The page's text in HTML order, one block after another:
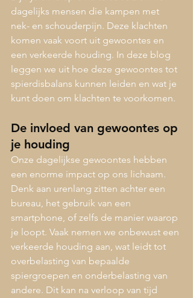
dagelijks mensen die kampen met
nek- en schouderpijn. Deze klachten
komen vaak voort uit gewoontes en
een verkeerde houding. In deze blog
leggen we uit hoe deze gewoontes tot
spierdisbalans kunnen leiden en wat je
kunt doen om klachten te voorkomen.
De invloed van gewoontes op
je houding
Onze dagelijkse gewoontes hebben
een enorme impact op ons lichaam.
Denk aan urenlang zitten achter een
bureau, het gebruik van een
smartphone, of zelfs de manier waarop
je loopt. Vaak nemen we onbewust een
verkeerde houding aan, wat leidt tot
overbelasting van bepaalde
spiergroepen en onderbelasting van
andere. Dit kan na verloop van tijd